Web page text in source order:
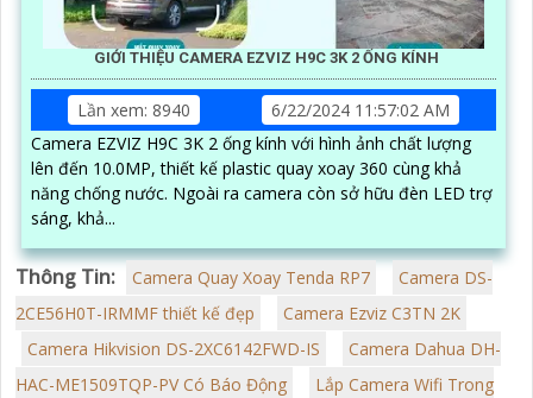
GIỚI THIỆU CAMERA EZVIZ H9C 3K 2 ỐNG KÍNH
Lần xem: 8940
6/22/2024 11:57:02 AM
Camera EZVIZ H9C 3K 2 ống kính với hình ảnh chất lượng
lên đến 10.0MP, thiết kế plastic quay xoay 360 cùng khả
năng chống nước. Ngoài ra camera còn sở hữu đèn LED trợ
sáng, khả...
Thông Tin: Camera Quay Xoay Tenda RP7
Camera DS-
2CE56H0T-IRMMF thiết kế đẹp
Camera Ezviz C3TN 2K
Camera Hikvision DS-2XC6142FWD-IS
Camera Dahua DH-
HAC-ME1509TQP-PV Có Báo Động
Lắp Camera Wifi Trong